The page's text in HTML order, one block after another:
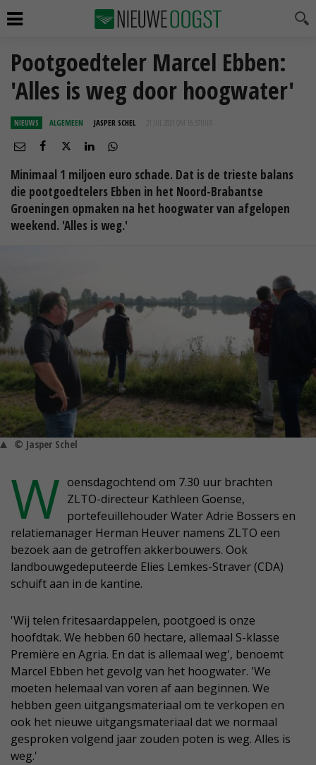
Pootgoedteler Marcel Ebben:
'Alles is weg door hoogwater'
NIEUWS ALGEMEEN JASPER SCHEL 21 JUL 2021 OM 16:37
Minimaal 1 miljoen euro schade. Dat is de trieste balans
die pootgoedtelers Ebben in het Noord-Brabantse
Groeningen opmaken na het hoogwater van afgelopen
weekend. 'Alles is weg.'
© Jasper Schel
W oensdagochtend om 7.30 uur brachten
ZLTO-directeur Kathleen Goense,
portefeuillehouder Water Adrie Bossers en
relatiemanager Herman Heuver namens ZLTO een
bezoek aan de getroffen akkerbouwers. Ook
landbouwgedeputeerde Elies Lemkes-Straver (CDA)
schuift aan in de kantine.
'Wij telen fritesaardappelen, pootgoed is onze
hoofdtak. We hebben 60 hectare, allemaal S-klasse
Première en Agria. En dat is allemaal weg', benoemt
Marcel Ebben het gevolg van het hoogwater. 'We
moeten helemaal van voren af aan beginnen. We
hebben geen uitgangsmateriaal om te verkopen en
ook het nieuwe uitgangsmateriaal dat we normaal
gesproken volgend jaar zouden poten is weg. Alles is
weg.'